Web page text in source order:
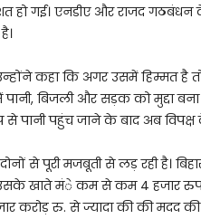
हो गई। एनडीए और राजद गठबंधन
कहा कि अगर उसमें हिम्मत है
बिजली और सड़क को मुद्दा बना
पहुंच जाने के बाद अब विपक्ष के
से पूरी मजबूती से लड़ रही है।
खाते मंे कम से कम 4 हजार
करोड़ रु. से ज्यादा की की मदद